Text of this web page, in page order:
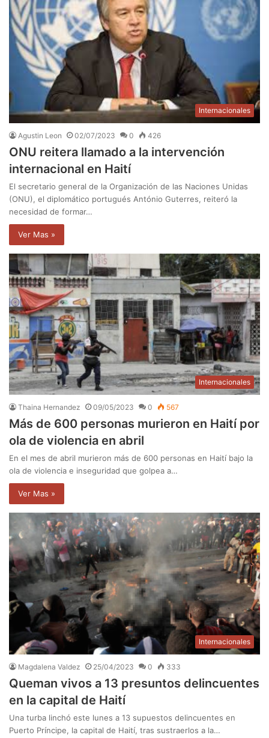
Internacionales
Agustin Leon 02/07/2023 0 426
ONU reitera llamado a la intervención
internacional en Haití
El secretario general de la Organización de las Naciones Unidas
(ONU), el diplomático portugués António Guterres, reiteró la
necesidad de formar…
Ver Mas »
Internacionales
Thaina Hernandez 09/05/2023 0 567
Más de 600 personas murieron en Haití por
ola de violencia en abril
En el mes de abril murieron más de 600 personas en Haití bajo la
ola de violencia e inseguridad que golpea a…
Ver Mas »
Internacionales
Magdalena Valdez 25/04/2023 0 333
Queman vivos a 13 presuntos delincuentes
en la capital de Haití
Una turba linchó este lunes a 13 supuestos delincuentes en
Puerto Príncipe, la capital de Haití, tras sustraerlos a la…